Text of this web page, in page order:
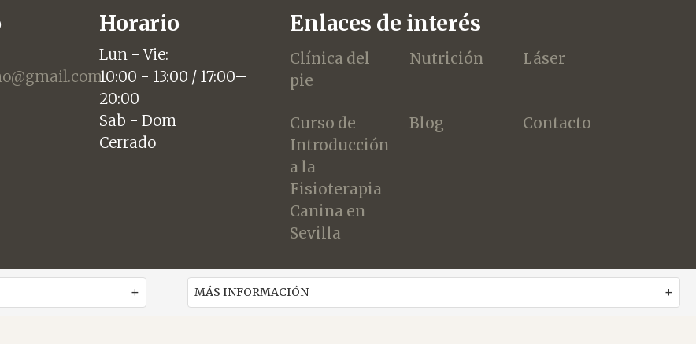
Horario
Lun - Vie:
10:00 - 13:00 / 17:00–
20:00
Sab - Dom
Cerrado
Enlaces de interés
Clínica del
pie
Nutrición Láser
Curso de
Introducción
a la
Fisioterapia
Canina en
Sevilla
Blog Contacto
MÁS INFORMACIÓN